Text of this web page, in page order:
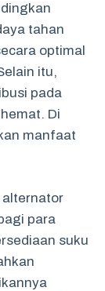
tahan
optimal
itu,
pada
Di
manfaat
para
suku